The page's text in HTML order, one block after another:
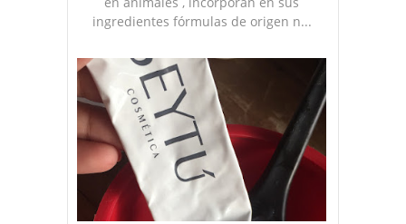
ingredientes fórmulas de origen n...